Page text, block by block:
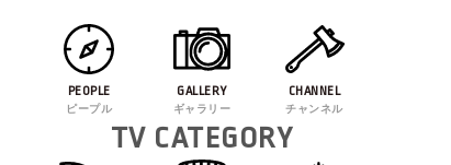
PEOPLE
ピープル
GALLERY
ギャラリー
CHANNEL
チャンネル
TV CATEGORY